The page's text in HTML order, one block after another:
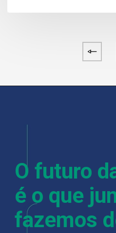
O futuro
é o que
fazemos